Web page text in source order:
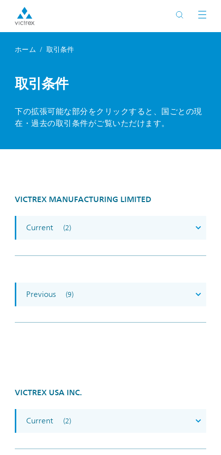
ホーム 取引条件
取引条件
下の拡張可能な部分をクリックすると、国ごとの現
在・過去の取引条件がご覧いただけます。
VICTREX MANUFACTURING LIMITED
Current (2)
Previous (9)
VICTREX USA INC.
Current (2)